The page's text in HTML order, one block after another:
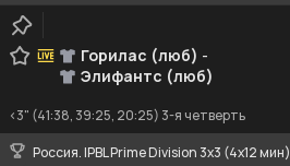
Горилас (люб) -
Элифантс (люб)
<3" (41:38, 39:25, 20:25) 3-я четверть
Россия. IPBL Prime Division 3x3 (4x12 мин)